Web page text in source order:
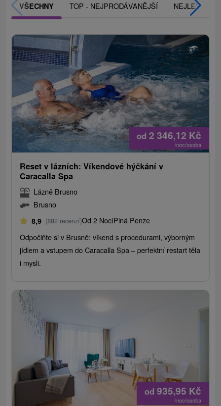
VŠECHNY TOP - NEJPRODÁVANĚJŠÍ NEJLEVNĚJŠÍ
od 2 346,12 Kč
/noc/osoba
Reset v lázních: Víkendové hýčkání v
Caracalla Spa
Lázně Brusno
Brusno
8,9 (882 recenzí)Od 2 NocíPlná Penze
Odpočiňte si v Brusně: víkend s procedurami, výborným
jídlem a vstupem do Caracalla Spa – perfektní restart těla
i mysli.
od 935,95 Kč
/noc/osoba